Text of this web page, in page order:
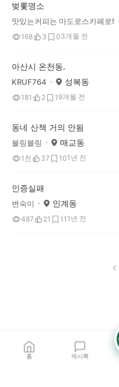
벚롳명소
맛있는커피는 마도로스카페로!
168 3 03개월 전
아산시 온천동.
KRUF764 성복동
181 2 1 9개월 전
동네 산책 거의 안됨
블링블링 매교동
1천 37 101년 전
인증실패
변숙이 인계동
487 21 11 1년 전
홈 캐시톡